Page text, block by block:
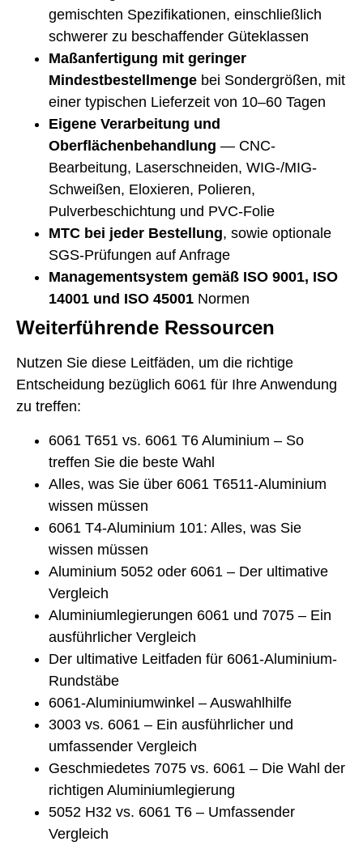
gemischten Spezifikationen, einschließlich
schwerer zu beschaffender Güteklassen
Maßanfertigung mit geringer
Mindestbestellmenge bei Sondergrößen, mit
einer typischen Lieferzeit von 10–60 Tagen
Eigene Verarbeitung und
Oberflächenbehandlung — CNC-
Bearbeitung, Laserschneiden, WIG-/MIG-
Schweißen, Eloxieren, Polieren,
Pulverbeschichtung und PVC-Folie
MTC bei jeder Bestellung, sowie optionale
SGS-Prüfungen auf Anfrage
Managementsystem gemäß ISO 9001, ISO
14001 und ISO 45001 Normen
Weiterführende Ressourcen
Nutzen Sie diese Leitfäden, um die richtige
Entscheidung bezüglich 6061 für Ihre Anwendung
zu treffen:
6061 T651 vs. 6061 T6 Aluminium – So
treffen Sie die beste Wahl
Alles, was Sie über 6061 T6511-Aluminium
wissen müssen
6061 T4-Aluminium 101: Alles, was Sie
wissen müssen
Aluminium 5052 oder 6061 – Der ultimative
Vergleich
Aluminiumlegierungen 6061 und 7075 – Ein
ausführlicher Vergleich
Der ultimative Leitfaden für 6061-Aluminium-
Rundstäbe
6061-Aluminiumwinkel – Auswahlhilfe
3003 vs. 6061 – Ein ausführlicher und
umfassender Vergleich
Geschmiedetes 7075 vs. 6061 – Die Wahl der
richtigen Aluminiumlegierung
5052 H32 vs. 6061 T6 – Umfassender
Vergleich